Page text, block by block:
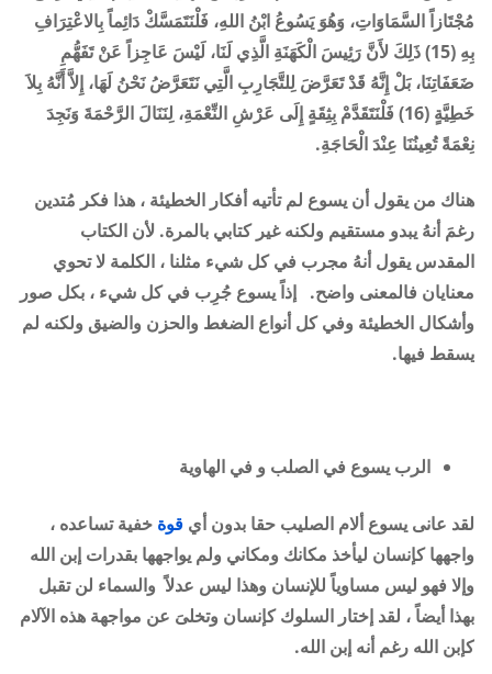
مُجْتَازاً السَّمَاوَاتِ، وَهُوَ يَسُوعُ ابْنُ اللهِ، فَلْنَتَمَسَّكْ دَائِماً بِالاعْتِرَافِ
بِهِ (15) ذَلِكَ لأَنَّ رَئِيسَ الْكَهَنَةِ الَّذِي لَنَا، لَيْسَ عَاجِزاً عَنْ تَفَهُّمِ
ضَعَفَاتِنَا، بَلْ إِنَّهُ قَدْ تَعَرَّضَ لِلتَّجَارِبِ الَّتِي نَتَعَرَّضُ نَحْنُ لَهَا، إِلاَّ أَنَّهُ بِلاَ
خَطِيَّةٍ (16) فَلْنَتَقَدَّمْ بِثِقَةٍ إِلَى عَرْشِ النِّعْمَةِ، لِنَنَالَ الرَّحْمَةَ وَنَجِدَ
نِعْمَةً تُعِينُنَا عِنْدَ الْحَاجَةِ.
هناك من يقول أن يسوع لم تأتيه أفكار الخطيئة ، هذا فكر مُتدين
رغمَ أنهُ يبدو مستقيم ولكنه غير كتابي بالمرة. لأن الكتاب
المقدس يقول أنهُ مجرب في كل شيء مثلنا ، الكلمة لا تحوي
معنايان فالمعنى واضح. إذاً يسوع جُرِب في كل شيء ، بكل صور
وأشكال الخطيئة وفي كل أنواع الضغط والحزن والضيق ولكنه لم
يسقط فيها.
الرب يسوع في الصلب و في الهاوية
لقد عانى يسوع ألام الصليب حقا بدون أي قوة خفية تساعده ،
واجهها كإنسان ليأخذ مكانك ومكاني ولم يواجهها بقدرات إبن الله
وإلا فهو ليس مساوياً للإنسان وهذا ليس عدلاً والسماء لن تقبل
بهذا أيضاً ، لقد إختار السلوك كإنسان وتخلىَ عن مواجهة هذه الآلام
كإبن الله رغم أنه إبن الله.